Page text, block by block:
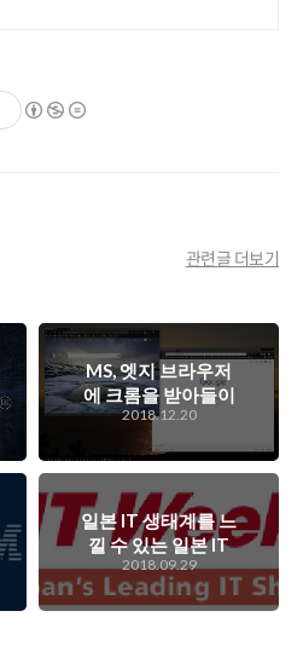
관련글 더보기
MS, 엣지 브라우저
에 크롬을 받아들이
기로 결정하다..
2018.12.20
일본 IT 생태계를 느
낄 수 있는 일본 IT
전시회, 9번째
Japan IT Week
Autumn
2018.09.29